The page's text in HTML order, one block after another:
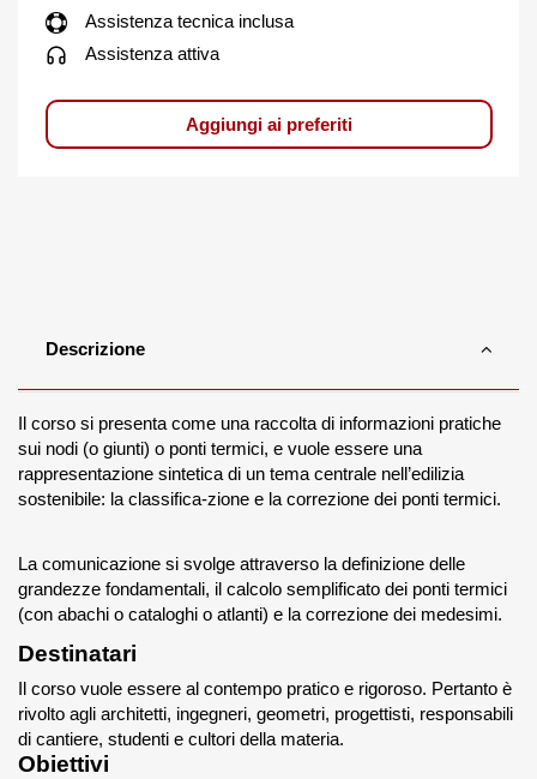
Assistenza tecnica inclusa
Assistenza attiva
Aggiungi ai preferiti
Descrizione
Il corso si presenta come una raccolta di informazioni pratiche
sui nodi (o giunti) o ponti termici, e vuole essere una
rappresentazione sintetica di un tema centrale nell’edilizia
sostenibile: la classifica-zione e la correzione dei ponti termici.
La comunicazione si svolge attraverso la definizione delle
grandezze fondamentali, il calcolo semplificato dei ponti termici
(con abachi o cataloghi o atlanti) e la correzione dei medesimi.
Destinatari
Il corso vuole essere al contempo pratico e rigoroso. Pertanto è
rivolto agli architetti, ingegneri, geometri, progettisti, responsabili
di cantiere, studenti e cultori della materia.
Obiettivi